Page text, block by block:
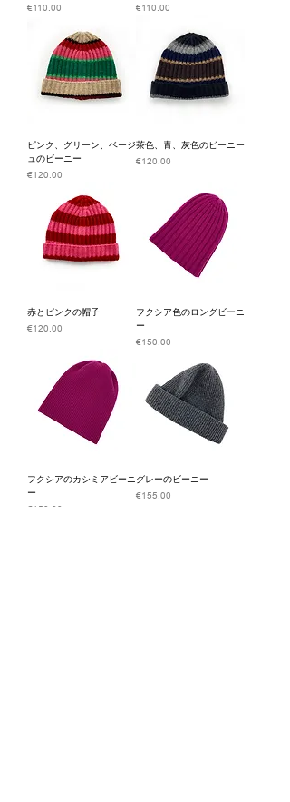
価格
€110.00
価格
€110.00
ピンク、グリーン、ベージ
ュのビーニー
価格
€120.00
茶色、青、灰色のビーニー
価格
€120.00
赤とピンクの帽子
価格
€120.00
フクシア色のロングビーニ
ー
価格
€150.00
フクシアのカシミアビーニ
ー
価格
€150.00
グレーのビーニー
価格
€155.00